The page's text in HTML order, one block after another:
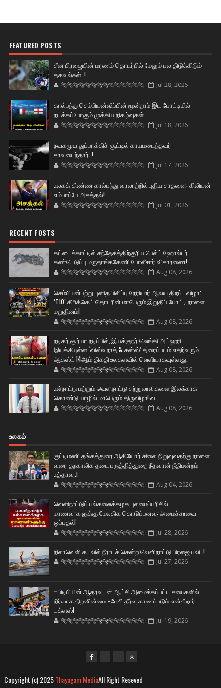
FEATURED POSTS
சீன பிரஜையின் மரணம் தொடர்பில் மேலும் பல திடுக்கிடும்
தகவல்கள்..!
🐅🐅🐅🐅🐅🐅🐆🐆🐆🐆🐆🐆🐆🐆 Jul 28, 2026
கால்பந்து செம்பியன்ஷிப்பின் மூன்றாம் இட போட்டியில்
நடக்கப்போகும் முக்கிய நிகழ்வுகள்
🐅🐅🐅🐅🐅🐅🐆🐆🐆🐆🐆🐆🐆🐆 Jul 18, 2026
நவகமுவ துப்பாக்கிச் சூட்டில் காயமடைந்தவர்
சாவடைந்தார்..!
🐅🐅🐅🐅🐅🐅🐆🐆🐆🐆🐆🐆🐆🐆 Jul 17, 2026
உலகக் கிண்ண கால்பந்து வரலாற்றில் புதிய சாதனை: கிலியன்
எம்பாப்பே அசத்தல்!
🐅🐅🐅🐅🐅🐅🐆🐆🐆🐆🐆🐆🐆🐆 Jul 01, 2026
RECENT POSTS
கட்டைக்காட்டில் சந்தேகத்திற்குரிய பெல்ட் ஹோல்டர்
கண்டெடுப்பு மருதாங்ககேணி போலீசார் விசாரணை!
🐅🐅🐅🐅🐅🐅🐆🐆🐆🐆🐆🐆🐆🐆 Aug 08, 2026
செம்பியன்பற்று புனித பிலிப்பு நேரியார் ஆலய திறப்பு விழா:
‘T10’ கிரிக்கெட் தொடரின் மாபெரும் இறுதிப் போட்டி நாளை
மறுதினம்!
🐅🐅🐅🐅🐅🐅🐆🐆🐆🐆🐆🐆🐆🐆 Aug 08, 2026
நடிகர் சூர்யா நடிப்பில், இயக்குநர் வெங்கி அட்லூரி
இயக்கியுள்ள ‘விஸ்வநாத் & சன்ஸ்’ திரைப்படம் எதிர்வரும்
ஆகஸ்ட் 14ஆம் திகதி உலகளவில் வெளியாகவுள்ளது.
🐅🐅🐅🐅🐅🐅🐆🐆🐆🐆🐆🐆🐆🐆 Aug 08, 2026
உள்நாட்டு மற்றும் வெளிநாட்டு சுற்றுலாவிகளை இலக்காக
கொண்டு யாழில் மாபெரும் திருவிழா! வ
🐅🐅🐅🐅🐅🐅🐆🐆🐆🐆🐆🐆🐆🐆 Aug 08, 2026
உலகம்
குட்டிமணி தங்கத்துரை ஆகியோர் சிலை நிறுவுவதற்கு நாளை
வரை தற்காலிக தடை பருத்தித்துறை நீதவான் நீதிமன்றம்
உத்தரவு..!
🐅🐅🐅🐅🐅🐅🐆🐆🐆🐆🐆🐆🐆🐆 Aug 04, 2026
வெளிநாட்டுப் பல்கலைக்கழக புலமைப்பரிசில்
மாணவர்களுக்கு மேலதிக கொடுப்பனவு: அமைச்சரவை
ஒப்புதல்!
🐅🐅🐅🐅🐅🐅🐆🐆🐆🐆🐆🐆🐆🐆 Jul 28, 2026
நிலாவெளி கடலில் நீராடச் சென்ற வௌிநாட்டு பிரஜை பலி..!
🐅🐅🐅🐅🐅🐅🐆🐆🐆🐆🐆🐆🐆🐆 Jul 27, 2026
ஈபிடிபியின் ஆதரவுடன் ஆட்சி அமைக்கப்பட்ட சபைகளில்
நிர்வாக திறனின்மை - பேசி தீர்வு காணப்படும் என்கிறார்
டக்ளஸ்!
🐅🐅🐅🐅🐅🐅🐆🐆🐆🐆🐆🐆🐆🐆 Jul 19, 2026
Copyright (c) 2025Thayagam MediaAll Right Reseved